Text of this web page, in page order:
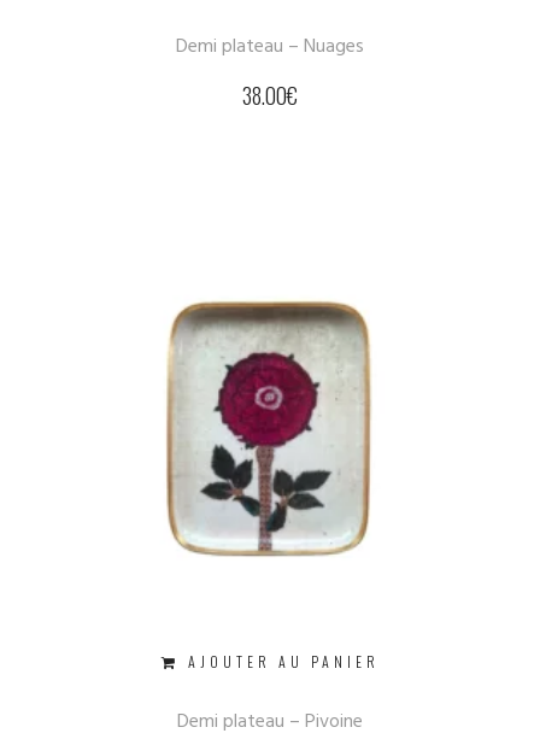
Demi plateau – Nuages
38.00€
AJOUTER AU PANIER
Demi plateau – Pivoine